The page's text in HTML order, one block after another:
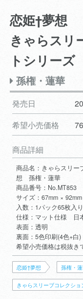
恋姫†夢想
きゃらスリ
トシリーズ
孫権・蓮華
発売日
希望小売価格
商品詳細
商品名：きゃらスリ
想 孫権・蓮華
商品番号：No.MT853
サイズ：67mm ×
入数：1パック65枚入り
仕様：マット仕様 日
表面：透明
裏面：5色印刷(4色+白)
希望小売価格は税抜き
恋姫†夢想 孫権・
きゃらスリーブコレクシ